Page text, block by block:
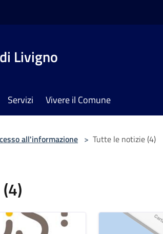
Livigno
Servizi Vivere il Comune
all'informazione > Tutte le notizie (4)